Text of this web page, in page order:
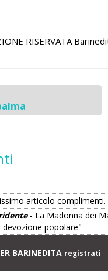
RISERVATA
articolo complimenti.
- La Madonna dei
devozione popolare"
BARINEDITA registrati